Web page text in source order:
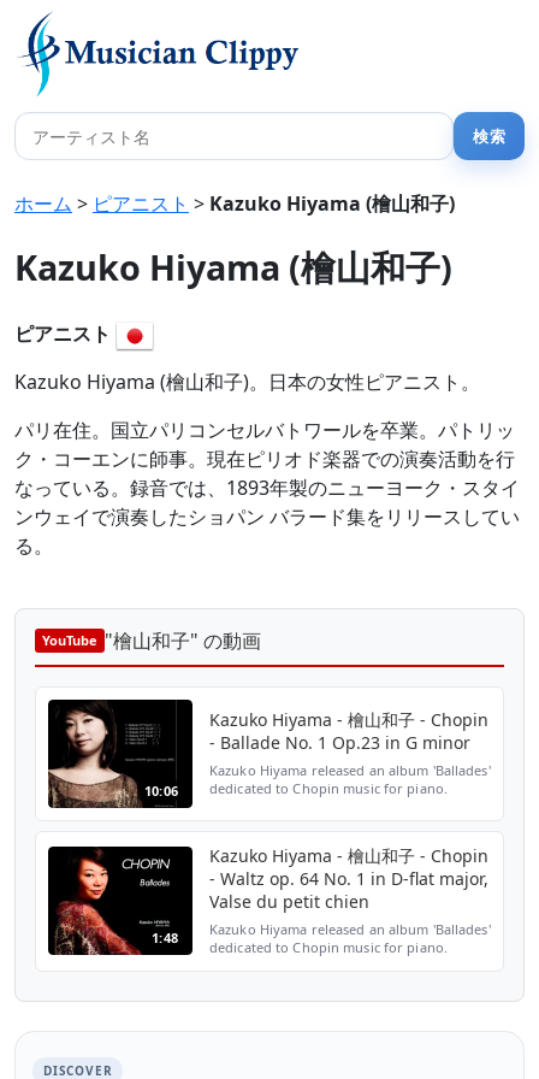
ホーム > ピアニスト > Kazuko Hiyama (檜山和子)
Kazuko Hiyama (檜山和子)
ピアニスト
Kazuko Hiyama (檜山和子)。日本の女性ピアニスト。
パリ在住。国立パリコンセルバトワールを卒業。パトリッ
ク・コーエンに師事。現在ピリオド楽器での演奏活動を行
なっている。録音では、1893年製のニューヨーク・スタイ
ンウェイで演奏したショパン バラード集をリリースしてい
る。
YouTube "檜山和子" の動画
10:06
Kazuko Hiyama - 檜山和子 - Chopin
- Ballade No. 1 Op.23 in G minor
Kazuko Hiyama released an album 'Ballades'
dedicated to Chopin music for piano.
1:48
Kazuko Hiyama - 檜山和子 - Chopin
- Waltz op. 64 No. 1 in D-flat major,
Valse du petit chien
Kazuko Hiyama released an album 'Ballades'
dedicated to Chopin music for piano.
http://kazukohiyama.hautetfort.com
DISCOVER